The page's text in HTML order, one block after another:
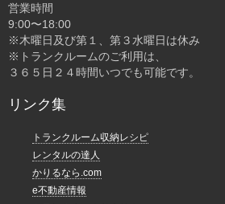
営業時間
9:00〜18:00
※木曜日及び第１、第３水曜日は休み
※トランクルームのご利用は、
３６５日２４時間いつでも可能です。
リンク集
トランクルーム収納レシピ
レンタルの達人
かりるなら.com
e不動産情報